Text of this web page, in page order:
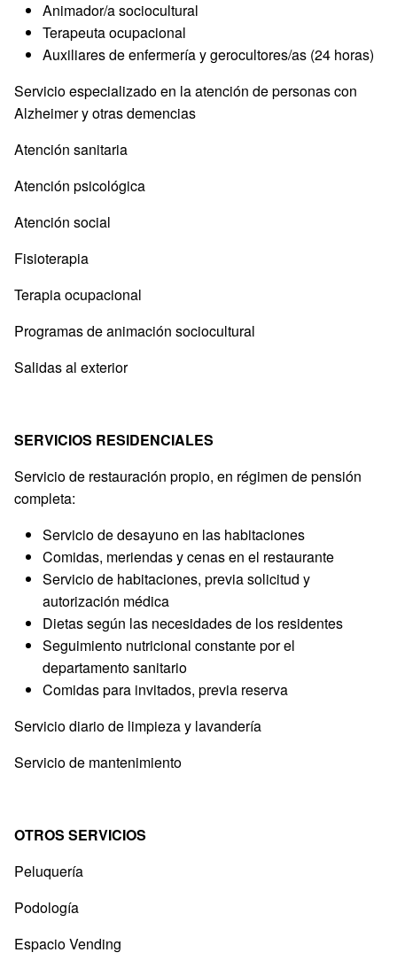
Animador/a sociocultural
Terapeuta ocupacional
Auxiliares de enfermería y gerocultores/as (24 horas)
Servicio especializado en la atención de personas con
Alzheimer y otras demencias
Atención sanitaria
Atención psicológica
Atención social
Fisioterapia
Terapia ocupacional
Programas de animación sociocultural
Salidas al exterior
SERVICIOS RESIDENCIALES
Servicio de restauración propio, en régimen de pensión
completa:
Servicio de desayuno en las habitaciones
Comidas, meriendas y cenas en el restaurante
Servicio de habitaciones, previa solicitud y
autorización médica
Dietas según las necesidades de los residentes
Seguimiento nutricional constante por el
departamento sanitario
Comidas para invitados, previa reserva
Servicio diario de limpieza y lavandería
Servicio de mantenimiento
OTROS SERVICIOS
Peluquería
Podología
Espacio Vending